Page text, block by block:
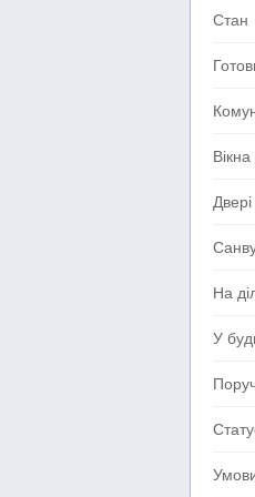
Стан
Вікна
Двері
На
У